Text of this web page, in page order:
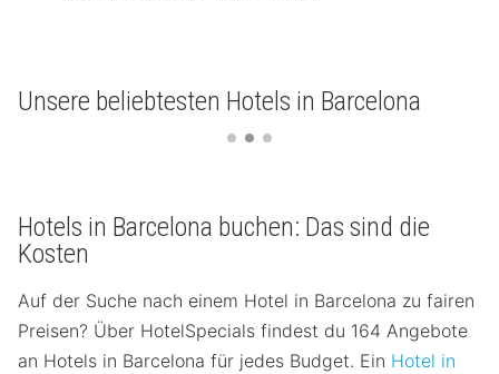
Unsere beliebtesten Hotels in Barcelona
Hotels in Barcelona buchen: Das sind die
Kosten
Auf der Suche nach einem Hotel in Barcelona zu fairen
Preisen? Über HotelSpecials findest du 164 Angebote
an Hotels in Barcelona für jedes Budget. Ein Hotel in